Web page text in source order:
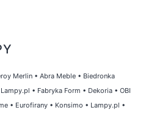
Merlin • Abra Meble • Biedronka
Lampy.pl • Fabryka Form • Dekoria • OBI
• Eurofirany • Konsimo • Lampy.pl •